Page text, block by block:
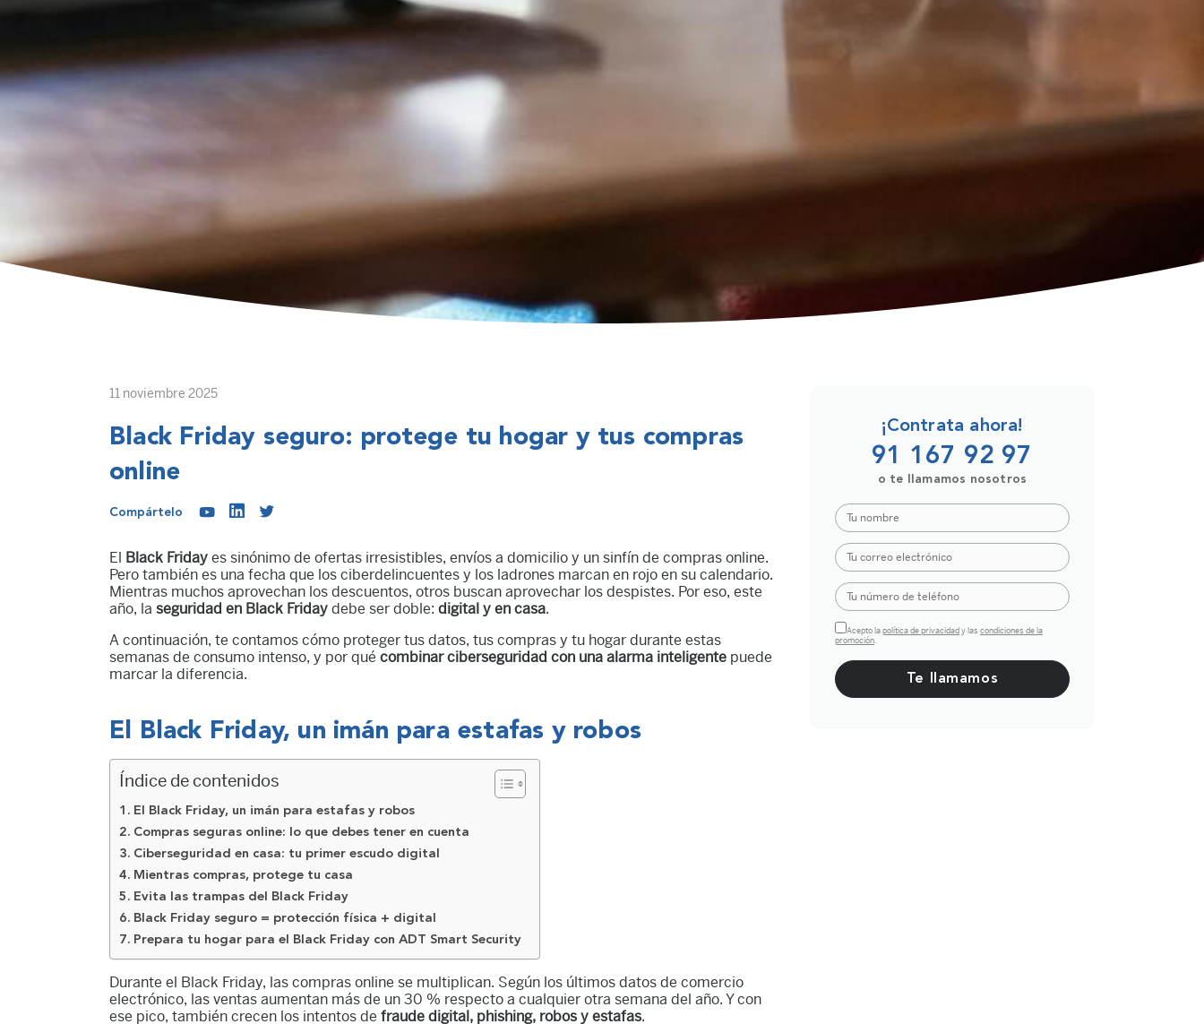
¡Contrata ahora!
91 167 92 97
o te llamamos nosotros
Acepto la política de privacidad y las condiciones de la
promoción.
Por favor, deja este campo vacío.
11 noviembre 2025
Black Friday seguro: protege tu hogar y tus compras
online
Compártelo
El Black Friday es sinónimo de ofertas irresistibles, envíos a domicilio y un sinfín de compras online.
Pero también es una fecha que los ciberdelincuentes y los ladrones marcan en rojo en su calendario.
Mientras muchos aprovechan los descuentos, otros buscan aprovechar los despistes. Por eso, este
año, la seguridad en Black Friday debe ser doble: digital y en casa.
A continuación, te contamos cómo proteger tus datos, tus compras y tu hogar durante estas
semanas de consumo intenso, y por qué combinar ciberseguridad con una alarma inteligente puede
marcar la diferencia.
El Black Friday, un imán para estafas y robos
Índice de contenidos
El Black Friday, un imán para estafas y robos
Compras seguras online: lo que debes tener en cuenta
Ciberseguridad en casa: tu primer escudo digital
Mientras compras, protege tu casa
Evita las trampas del Black Friday
Black Friday seguro = protección física + digital
Prepara tu hogar para el Black Friday con ADT Smart Security
Durante el Black Friday, las compras online se multiplican. Según los últimos datos de comercio
electrónico, las ventas aumentan más de un 30 % respecto a cualquier otra semana del año. Y con
ese pico, también crecen los intentos de fraude digital, phishing, robos y estafas.